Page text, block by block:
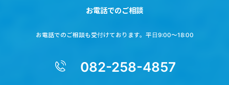
お電話でのご相談
お電話でのご相談も受付けております。平日9:00～18:00
082-258-4857